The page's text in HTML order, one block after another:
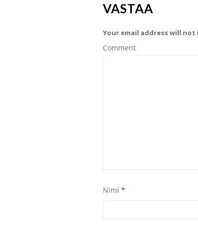
VASTAA
Your email address will
Comment
Nimi *